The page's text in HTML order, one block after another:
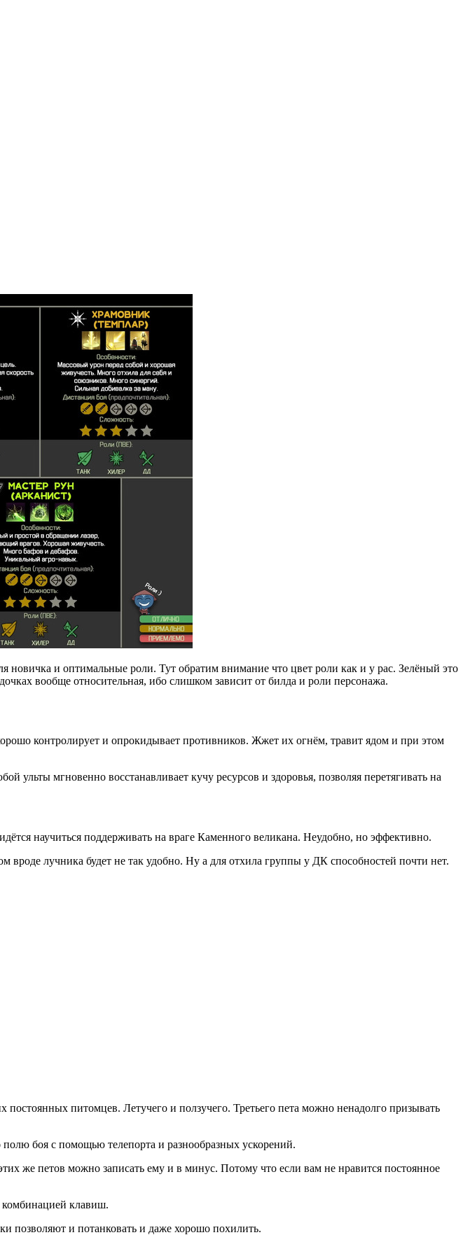
и оптимальные роли. Тут обратим внимание что цвет роли как и у рас. Зелёный это
вообще относительная, ибо слишком зависит от билда и роли персонажа.
контролирует и опрокидывает противников. Жжет их огнём, травит ядом и при этом
мгновенно восстанавливает кучу ресурсов и здоровья, позволяя перетягивать на
научиться поддерживать на враге Каменного великана. Неудобно, но эффективно.
лучника будет не так удобно. Ну а для отхила группы у ДК способностей почти нет.
питомцев. Летучего и ползучего. Третьего пета можно ненадолго призывать
боя с помощью телепорта и разнообразных ускорений.
же петов можно записать ему и в минус. Потому что если вам не нравится постоянное
комбинацией клавиш.
позволяют и потанковать и даже хорошо похилить.